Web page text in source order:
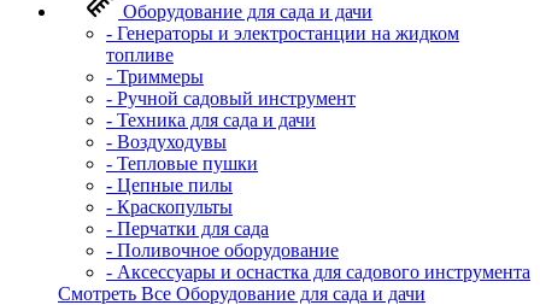
Оборудование для сада и дачи
- Генераторы и электростанции на жидком
топливе
- Триммеры
- Ручной садовый инструмент
- Техника для сада и дачи
- Воздуходувы
- Тепловые пушки
- Цепные пилы
- Краскопульты
- Перчатки для сада
- Поливочное оборудование
- Аксессуары и оснастка для садового инструмента
Смотреть Все Оборудование для сада и дачи